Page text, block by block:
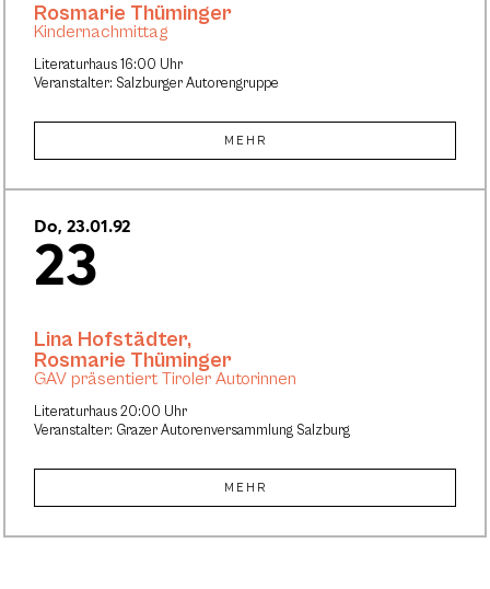
Literaturhaus 16:00 Uhr
Veranstalter: Salzburger Autorengruppe
Rosmarie Thüminger
Kindernachmittag
MEHR
Do, 23.01.92
23
Literaturhaus 20:00 Uhr
Veranstalter: Grazer Autorenversammlung Salzburg
Lina Hofstädter,
Rosmarie Thüminger
GAV präsentiert Tiroler Autorinnen
MEHR